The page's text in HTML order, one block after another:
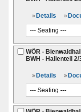
Details
WÖR -
BWH - Hallenteil 2/
Details